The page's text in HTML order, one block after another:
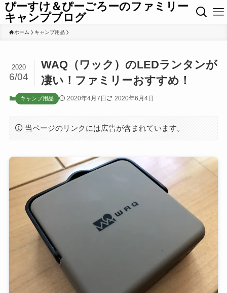
ぴーすけ＆ぴーごろーのファミリー
キャンプブログ
ホーム キャンプ用品
WAQ（ワック）のLEDランタンが
凄い！ファミリーおすすめ！
2020
6/04
キャンプ用品 2020年4月7日 2020年6月4日
当ページのリンクには広告が含まれています。